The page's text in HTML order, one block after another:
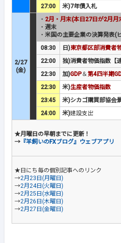
27:00
米)7年債入札
2/27
(金)
・ 2月・月末(本日27日が2月月
・ 週末
・ 米国の主要企業の決算発表(
08:30 日)東京都区部消費者
22:00
独)消費者物価指数【
22:30
加)GDP＆第4四半期
22:30
米)生産者物価指数
23:45
米)シカゴ購買部協会
24:00
米)建設支出
★月曜日の早朝までに更新！
→ 『羊飼いのFXブログ』ウェブアプリ
★日にち毎の個別記事へのリンク
→2月23日(月曜日)
→2月24日(火曜日)
→2月25日(水曜日)
→2月26日(木曜日)
→2月27日(金曜日)